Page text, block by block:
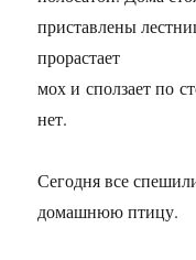
приставлены
прорастает
мох и сползает по
нет.
Сегодня все
домашнюю птицу.